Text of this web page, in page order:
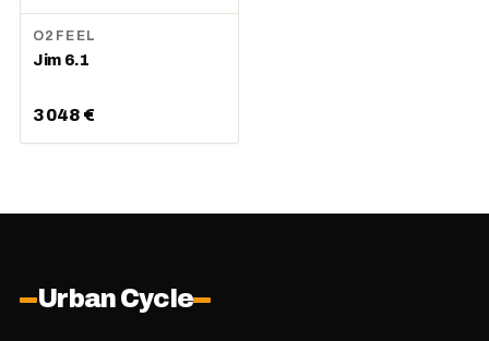
O2FEEL
Jim 6.1
3 048 €
Urban Cycle